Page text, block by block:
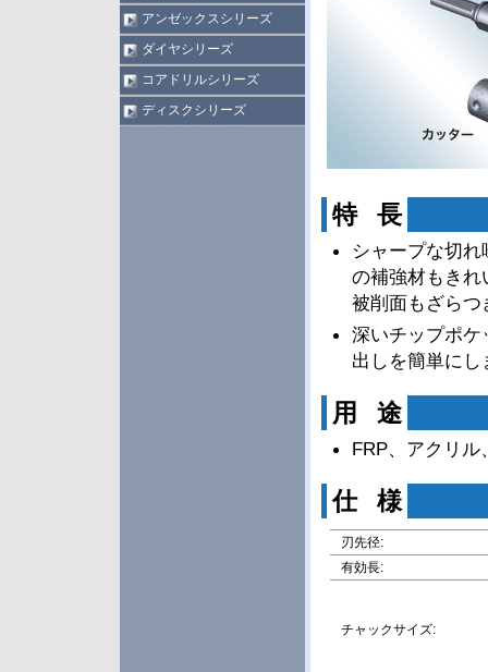
アンゼックスシリーズ
ダイヤシリーズ
コアドリルシリーズ
ディスクシリーズ
特 長
シャープな切
の補強材もきれ
被削面もざらつ
深いチップポケ
出しを簡単にし
用 途
FRP、アクリ
仕 様
刃先径:
有効長:
チャックサイズ: